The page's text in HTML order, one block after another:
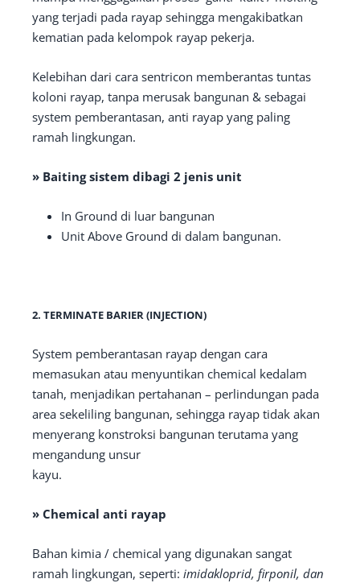
yang terjadi pada rayap sehingga mengakibatkan
kematian pada kelompok rayap pekerja.
Kelebihan dari cara sentricon memberantas tuntas
koloni rayap, tanpa merusak bangunan & sebagai
system pemberantasan, anti rayap yang paling
ramah lingkungan.
» Baiting sistem dibagi 2 jenis unit
In Ground di luar bangunan
Unit Above Ground di dalam bangunan.
2. TERMINATE BARIER (INJECTION)
System pemberantasan rayap dengan cara
memasukan atau menyuntikan chemical kedalam
tanah, menjadikan pertahanan – perlindungan pada
area sekeliling bangunan, sehingga rayap tidak akan
menyerang konstroksi bangunan terutama yang
mengandung unsur
kayu.
» Chemical anti rayap
Bahan kimia / chemical yang digunakan sangat
ramah lingkungan, seperti: imidakloprid, firponil, dan